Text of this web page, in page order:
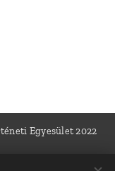
Egyesület 2022